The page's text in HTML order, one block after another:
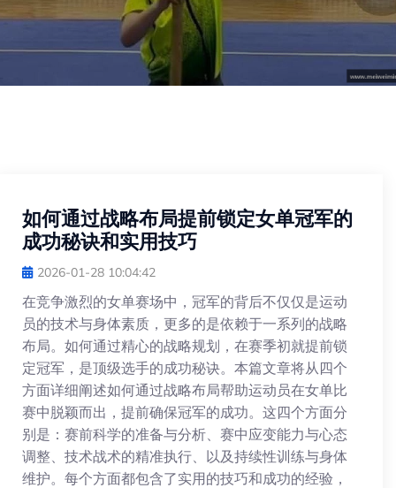
如何通过战略布局提前锁定女单冠军的
成功秘诀和实用技巧
2026-01-28 10:04:42
在竞争激烈的女单赛场中，冠军的背后不仅仅是运动
员的技术与身体素质，更多的是依赖于一系列的战略
布局。如何通过精心的战略规划，在赛季初就提前锁
定冠军，是顶级选手的成功秘诀。本篇文章将从四个
方面详细阐述如何通过战略布局帮助运动员在女单比
赛中脱颖而出，提前确保冠军的成功。这四个方面分
别是：赛前科学的准备与分析、赛中应变能力与心态
调整、技术战术的精准执行、以及持续性训练与身体
维护。每个方面都包含了实用的技巧和成功的经验，